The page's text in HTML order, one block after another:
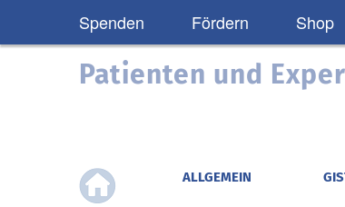
Spenden Fördern Shop
Patienten und
ALLGEMEIN